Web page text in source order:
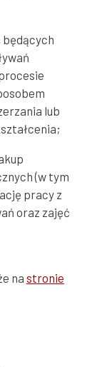
lub
(w tym
pracy z
oraz zajęć
na stronie